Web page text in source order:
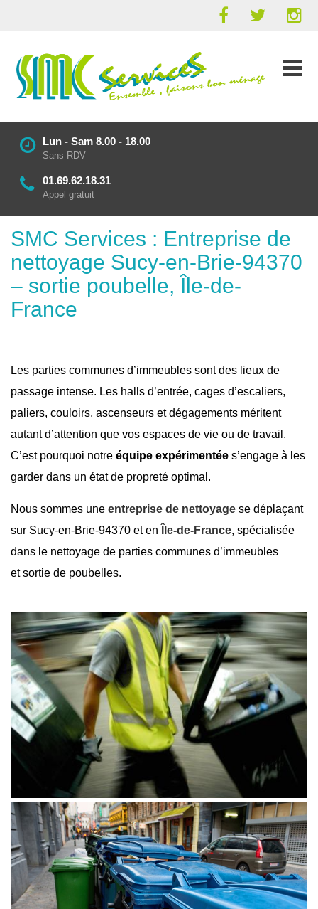
Lun - Sam 8.00 - 18.00
Sans RDV
01.69.62.18.31
Appel gratuit
SMC Services : Entreprise de
nettoyage Sucy-en-Brie-94370
– sortie poubelle, Île-de-
France
Les parties communes d’immeubles sont des lieux de
passage intense. Les halls d’entrée, cages d’escaliers,
paliers, couloirs, ascenseurs et dégagements méritent
autant d’attention que vos espaces de vie ou de travail.
C’est pourquoi notre équipe expérimentée s’engage à les
garder dans un état de propreté optimal.
Nous sommes une entreprise de nettoyage se déplaçant
sur Sucy-en-Brie-94370 et en Île-de-France, spécialisée
dans le nettoyage de parties communes d’immeubles
etsortie de poubelles.